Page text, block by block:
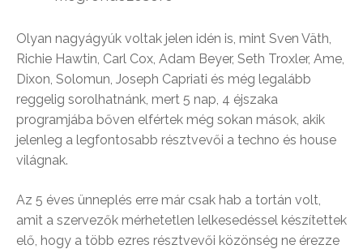
Olyan nagyágyúk voltak jelen idén is, mint Sven Väth,
Richie Hawtin, Carl Cox, Adam Beyer, Seth Troxler, Ame,
Dixon, Solomun, Joseph Capriati és még legalább
reggelig sorolhatnánk, mert 5 nap, 4 éjszaka
programjába bőven elfértek még sokan mások, akik
jelenleg a legfontosabb résztvevői a techno és house
világnak.
Az 5 éves ünneplés erre már csak hab a tortán volt,
amit a szervezők mérhetetlen lelkesedéssel készítettek
elő, hogy a több ezres résztvevői közönség ne érezze